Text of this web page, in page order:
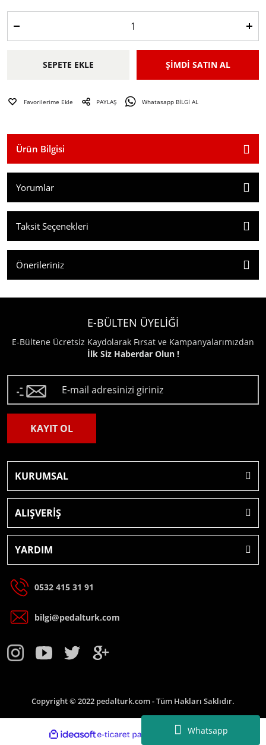
Whatsapp
SEPETE EKLE ŞİMDİ SATIN AL
PAYLAŞ Whatasapp BİLGİ AL
Ürün Bilgisi
Yorumlar
Taksit Seçenekleri
Önerileriniz
E-BÜLTEN ÜYELİĞİ
E-Bültene Ücretsiz Kaydolarak Fırsat ve Kampanyalarımızdan
İlk Siz Haberdar Olun !
KAYIT OL
KURUMSAL
ALIŞVERİŞ
YARDIM
0532 415 31 91
bilgi@pedalturk.com
Copyright © 2022 pedalturk.com - Tüm Hakları Saklıdır.
ideasoft
ile